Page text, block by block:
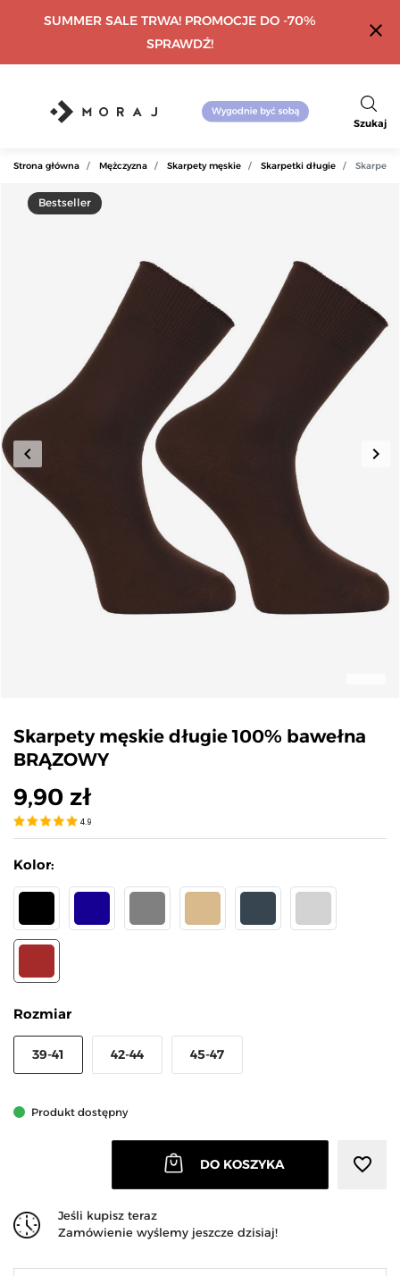
SUMMER SALE TRWA! PROMOCJE DO -70%
SPRAWDŹ!
close
Szukaj
Strona główna Mężczyzna Skarpety męskie Skarpetki długie Skarpety
Bestseller
Poprzedni
keyboard_arrow_left keyboard_arrow_right
Skarpety męskie długie 100% bawełna
BRĄZOWY
9,90 zł
4.9
Kolor:
Rozmiar
39-41 42-44 45-47
Produkt dostępny
DO KOSZYKA favorite_border
Jeśli kupisz teraz
Zamówienie wyślemy jeszcze dzisiaj!